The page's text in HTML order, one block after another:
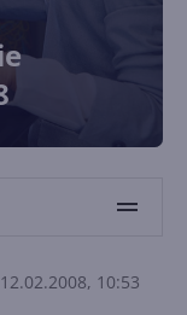
12.02.2008, 10:53